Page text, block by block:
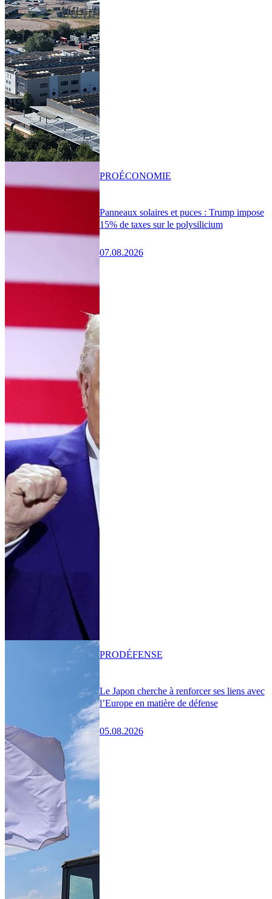
Panneaux solaires et puces : Trump impose
15% de taxes sur le polysilicium
07.08.2026
PROÉCONOMIE
Le Japon cherche à renforcer ses liens avec
l’Europe en matière de défense
05.08.2026
PRODÉFENSE